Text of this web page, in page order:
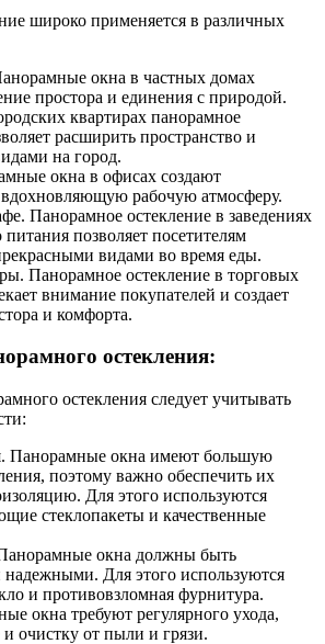
широко применяется в различных
окна в частных домах
простора и единения с природой.
квартирах панорамное
расширить пространство и
на город.
окна в офисах создают
рабочую атмосферу.
Панорамное остекление в заведениях
позволяет посетителям
видами во время еды.
Панорамное остекление в торговых
внимание покупателей и создает
и комфорта.
остекления:
остекления следует учитывать
Панорамные окна имеют большую
поэтому важно обеспечить их
Для этого используются
стеклопакеты и качественные
окна должны быть
Для этого используются
и противовзломная фурнитура.
окна требуют регулярного ухода,
очистку от пыли и грязи.